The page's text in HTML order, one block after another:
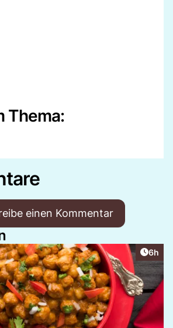
Thema:
einen Kommentar
6h